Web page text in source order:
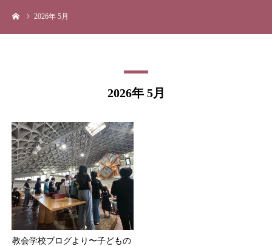
2026年 5月
2026年 5月
教会学校ブログより〜子どもの